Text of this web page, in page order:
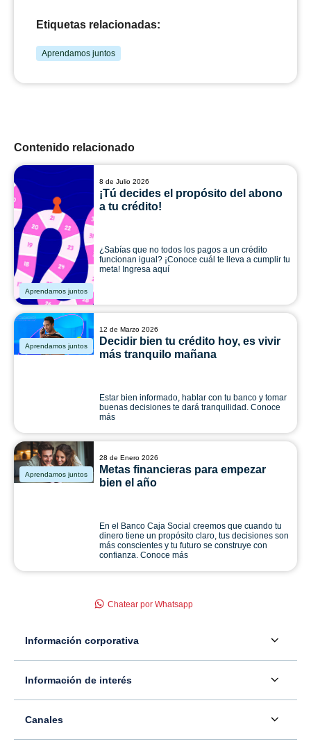
Etiquetas relacionadas:
Aprendamos juntos
Contenido relacionado
Aprendamos juntos
8 de Julio 2026
¡Tú decides el propósito del abono
a tu crédito!
¿Sabías que no todos los pagos a un crédito
funcionan igual? ¡Conoce cuál te lleva a cumplir tu
meta! Ingresa aquí
Aprendamos juntos
12 de Marzo 2026
Decidir bien tu crédito hoy, es vivir
más tranquilo mañana
Estar bien informado, hablar con tu banco y tomar
buenas decisiones te dará tranquilidad. Conoce
más
Aprendamos juntos
28 de Enero 2026
Metas financieras para empezar
bien el año
En el Banco Caja Social creemos que cuando tu
dinero tiene un propósito claro, tus decisiones son
más conscientes y tu futuro se construye con
confianza. Conoce más
Información corporativa
Información para inversionistas
Información de interés
Servicio - Atención al Consumidor financiero
Canales
Chatear por Whatsapp